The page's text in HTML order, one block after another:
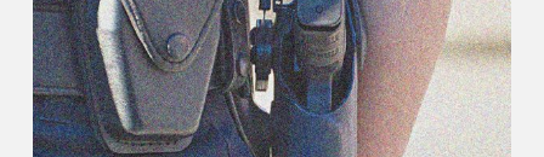
une
enquête
indépendante
sur
l’usage